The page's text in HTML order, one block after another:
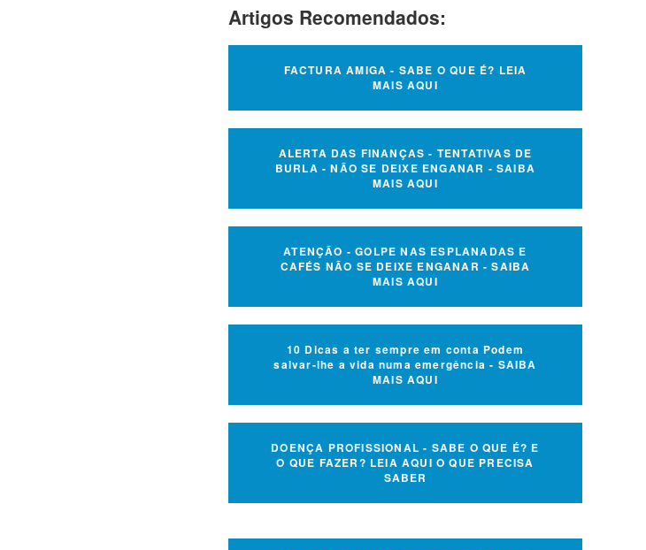
Artigos Recomendados:
FACTURA AMIGA - SABE O QUE É? LEIA
MAIS AQUI
ALERTA DAS FINANÇAS - TENTATIVAS DE
BURLA - NÃO SE DEIXE ENGANAR - SAIBA
MAIS AQUI
ATENÇÃO - GOLPE NAS ESPLANADAS E
CAFÉS NÃO SE DEIXE ENGANAR - SAIBA
MAIS AQUI
10 Dicas a ter sempre em conta Podem
salvar-lhe a vida numa emergência - SAIBA
MAIS AQUI
DOENÇA PROFISSIONAL - SABE O QUE É? E
O QUE FAZER? LEIA AQUI O QUE PRECISA
SABER